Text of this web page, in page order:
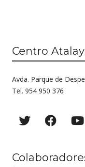
Centro
Avda. Parque de
Tel. 954 950 376